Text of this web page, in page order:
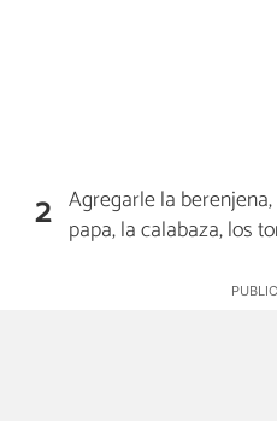
2 Agregarle la
papa, la calabaza, los